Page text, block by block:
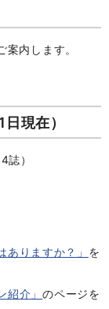
内します。
現在）
）
ありますか？」 を
紹介」のページを